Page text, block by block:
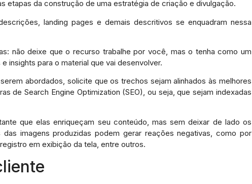
etapas da construção de uma estratégia de criação e divulgação.
landing pages e demais descritivos se enquadram nessa
não deixe que o recurso trabalhe por você, mas o tenha como um
e insights para o material que vai desenvolver.
abordados, solicite que os trechos sejam alinhados às melhores
de Search Engine Optimization (SEO), ou seja, que sejam indexadas
que elas enriqueçam seu conteúdo, mas sem deixar de lado os
imagens produzidas podem gerar reações negativas, como por
em exibição da tela, entre outros.